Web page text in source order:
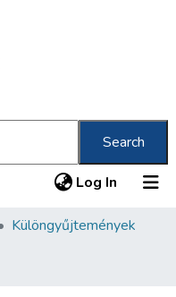
Search
Log In (current)
Különgyűjtemények